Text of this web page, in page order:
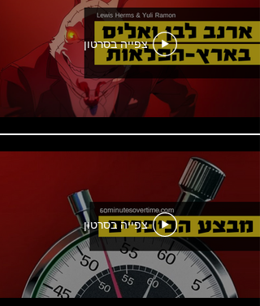
צפייה בסרטון
צפייה בסרטון